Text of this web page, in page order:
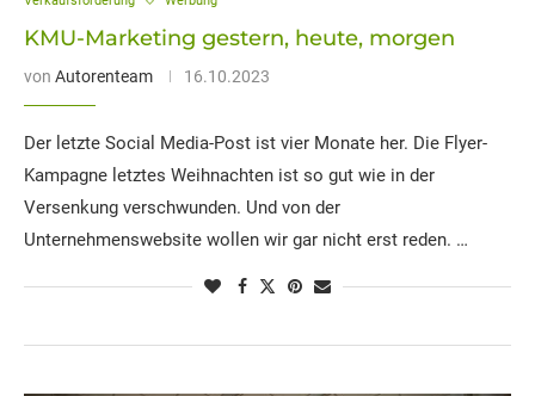
KMU-Marketing gestern, heute, morgen
von Autorenteam 16.10.2023
Der letzte Social Media-Post ist vier Monate her. Die Flyer-
Kampagne letztes Weihnachten ist so gut wie in der
Versenkung verschwunden. Und von der
Unternehmenswebsite wollen wir gar nicht erst reden. …